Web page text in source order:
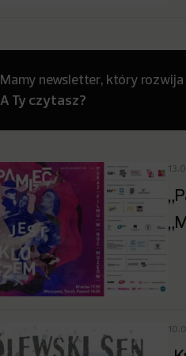
Mamy newsletter, który rozwija
A Ty czytasz?